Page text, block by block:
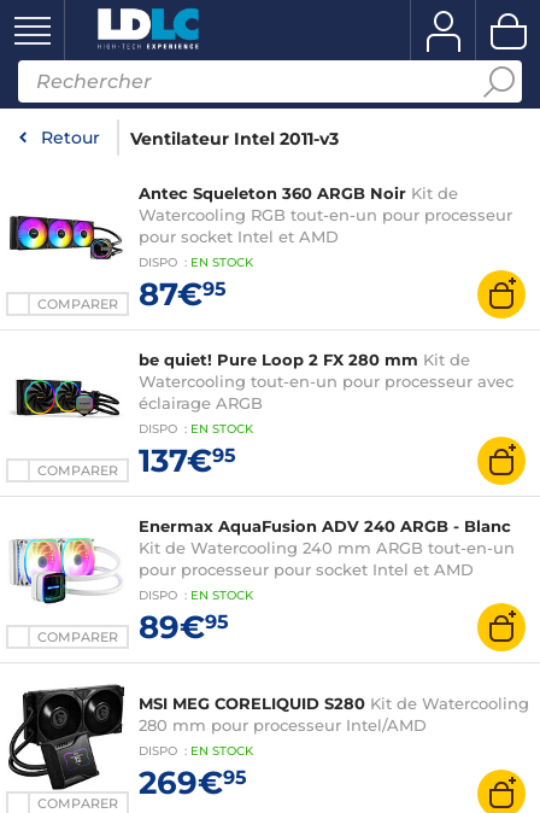
Retour Ventilateur Intel 2011-v3
COMPARER
Antec Squeleton 360 ARGB Noir Kit de
Watercooling RGB tout-en-un pour processeur
pour socket Intel et AMD
DISPO : EN STOCK
87€95
COMPARER
be quiet! Pure Loop 2 FX 280 mm Kit de
Watercooling tout-en-un pour processeur avec
éclairage ARGB
DISPO : EN STOCK
137€95
COMPARER
Enermax AquaFusion ADV 240 ARGB - Blanc
Kit de Watercooling 240 mm ARGB tout-en-un
pour processeur pour socket Intel et AMD
DISPO : EN STOCK
89€95
COMPARER
MSI MEG CORELIQUID S280 Kit de Watercooling
280 mm pour processeur Intel/AMD
DISPO : EN STOCK
269€95